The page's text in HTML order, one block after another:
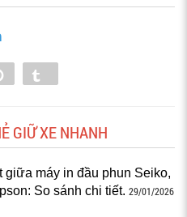
GIỮ XE NHANH
giữa máy in đầu phun Seiko,
So sánh chi tiết. 29/01/2026